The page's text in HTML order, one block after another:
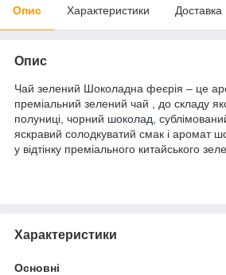
Опис Характеристики Доставка
Опис
Чай зелений Шоколадна феєрія – це
преміальний зелений чай , до складу
полуниці, чорний шоколад ,
яскравий солодкуватий смак і аромат
у відтінку преміального китайського
Характеристики
Основні